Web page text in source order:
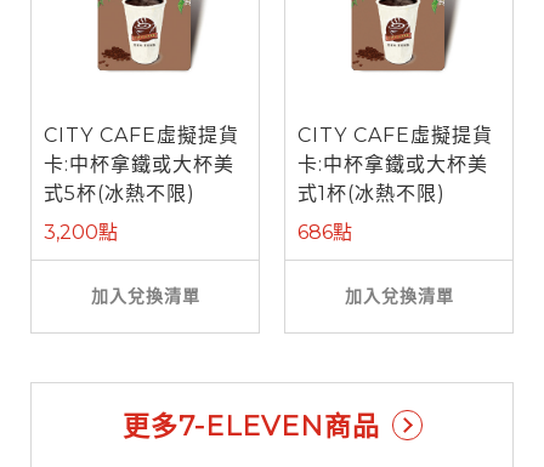
CITY CAFE虛擬提貨
卡:中杯拿鐵或大杯美
式5杯(冰熱不限)
3,200點
加入兌換清單
CITY CAFE虛擬提貨
卡:中杯拿鐵或大杯美
式1杯(冰熱不限)
686點
加入兌換清單
更多7-ELEVEN商品